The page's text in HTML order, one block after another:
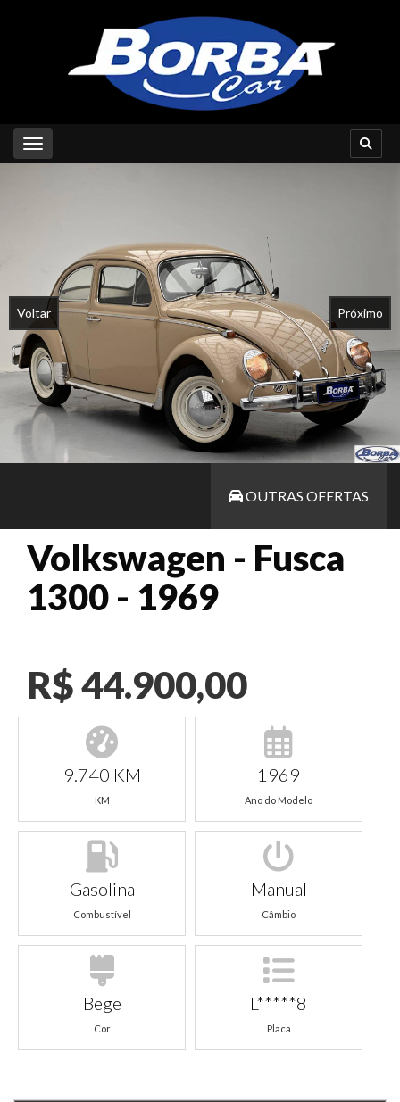
Toggle navigation
Voltar Próximo
OUTRAS OFERTAS
Volkswagen - Fusca
1300 - 1969
R$ 44.900,00
9.740 KM
KM
1969
Ano do Modelo
Gasolina
Combustível
Manual
Câmbio
Bege
Cor
L*****8
Placa